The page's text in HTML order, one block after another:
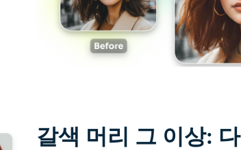
갈색 머리 그 이상: